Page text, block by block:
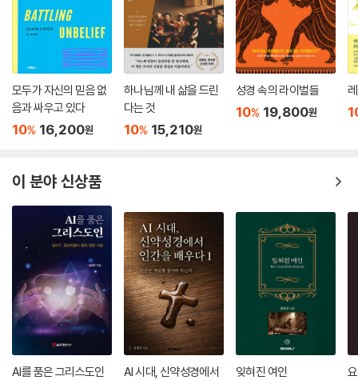
--- 프롤로그 중에서
모두가 자신의 믿음 없
음과 싸우고 있다
10% 16,200원
하나님께 내 삶을 드린
다는 것
10% 15,210원
성경 속의 라이벌들
10% 19,800원
이 분야 신상품
AI를 품은 그리스도인
AI 시대, 신약성경에서
잊혀진 여인